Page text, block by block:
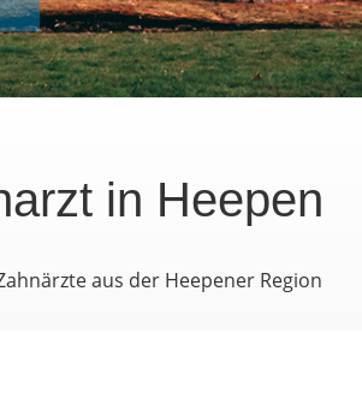
in Heepen
aus der Heepener Region